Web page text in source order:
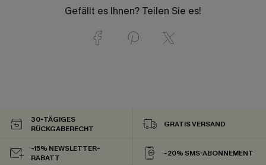
Gefällt es Ihnen? Teilen Sie es!
30-TÄGIGES
RÜCKGABERECHT
GRATIS VERSAND
-15% NEWSLETTER-
RABATT
-20% SMS-ABONNEMENT